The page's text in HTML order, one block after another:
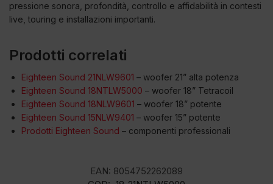
pressione sonora, profondità, controllo e affidabilità in contesti
live, touring e installazioni importanti.
Prodotti correlati
Eighteen Sound 21NLW9601 – woofer 21” alta potenza
Eighteen Sound 18NTLW5000 – woofer 18” Tetracoil
Eighteen Sound 18NLW9601 – woofer 18” potente
Eighteen Sound 15NLW9401 – woofer 15” potente
Prodotti Eighteen Sound – componenti professionali
EAN: 8054752262089